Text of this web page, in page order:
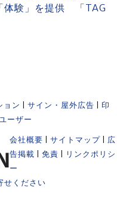
体験」を提供 「TAG
ョン サイン・屋外広告
印
ーザー
会社概要 サイトマップ
広
告掲載
免責
リンクポリシ
ー
せください